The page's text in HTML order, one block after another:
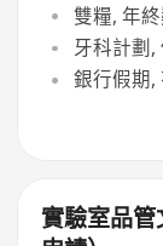
雙糧, 年
牙科計劃,
銀行假期,
實驗室品